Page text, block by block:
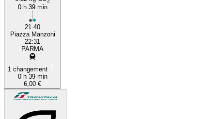
0 h 39 min
21:40
Piazza Manzoni
22:31
PARMA
1 changement
0 h 39 min
6,00 €